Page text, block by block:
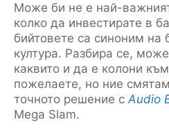
Може би не е най-
колко да инвестирате в
бийтовете са синоним на
култура. Разбира се,
каквито и да е колони
пожелаете, но ние
точното решение сAudio
Mega Slam.